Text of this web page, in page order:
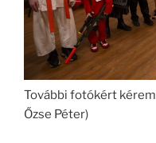
További fotókért
Őzse Péter)